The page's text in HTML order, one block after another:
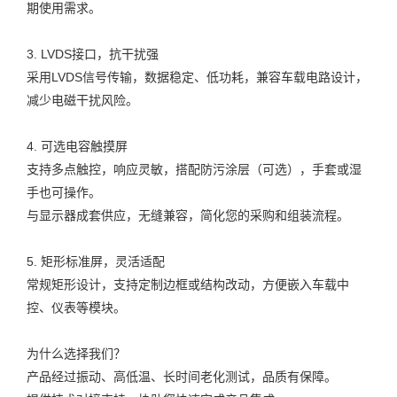
期使用需求。
3. LVDS接口，抗干扰强
采用LVDS信号传输，数据稳定、低功耗，兼容车载电路设计，
减少电磁干扰风险。
4. 可选电容触摸屏
支持多点触控，响应灵敏，搭配防污涂层（可选），手套或湿
手也可操作。
与显示器成套供应，无缝兼容，简化您的采购和组装流程。
5. 矩形标准屏，灵活适配
常规矩形设计，支持定制边框或结构改动，方便嵌入车载中
控、仪表等模块。
为什么选择我们？
产品经过振动、高低温、长时间老化测试，品质有保障。